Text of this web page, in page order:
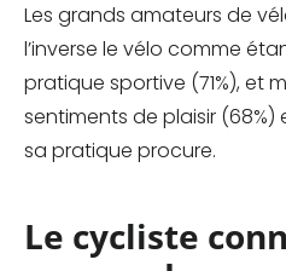
Les grands amateurs de
l’inverse le vélo comme
pratique sportive (71%), et
sentiments de plaisir (68%)
sa pratique procure.
Le cycliste